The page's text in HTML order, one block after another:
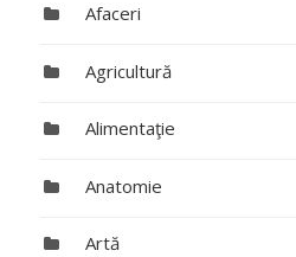
Afaceri
Agricultură
Alimentaţie
Anatomie
Artă